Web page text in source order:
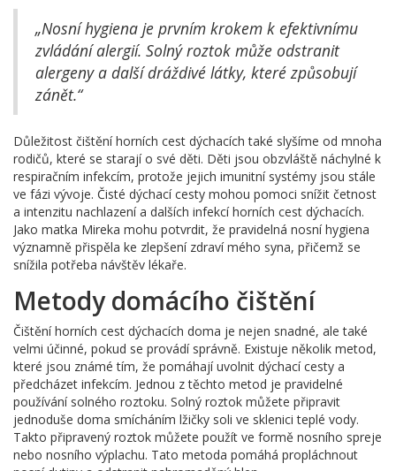
„Nosní hygiena je prvním krokem k efektivnímu
zvládání alergií. Solný roztok může odstranit
alergeny a další dráždivé látky, které způsobují
zánět.“
Důležitost čištění horních cest dýchacích také slyšíme od mnoha
rodičů, které se starají o své děti. Děti jsou obzvláště náchylné k
respiračním infekcím, protože jejich imunitní systémy jsou stále
ve fázi vývoje. Čisté dýchací cesty mohou pomoci snížit četnost
a intenzitu nachlazení a dalších infekcí horních cest dýchacích.
Jako matka Mireka mohu potvrdit, že pravidelná nosní hygiena
významně přispěla ke zlepšení zdraví mého syna, přičemž se
snížila potřeba návštěv lékaře.
Metody domácího čištění
Čištění horních cest dýchacích doma je nejen snadné, ale také
velmi účinné, pokud se provádí správně. Existuje několik metod,
které jsou známé tím, že pomáhají uvolnit dýchací cesty a
předcházet infekcím. Jednou z těchto metod je pravidelné
používání solného roztoku. Solný roztok můžete připravit
jednoduše doma smícháním lžičky soli ve sklenici teplé vody.
Takto připravený roztok můžete použít ve formě nosního spreje
nebo nosního výplachu. Tato metoda pomáhá propláchnout